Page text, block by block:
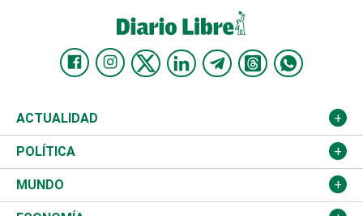
ACTUALIDAD
Nacional
Ciudad
POLÍTICA
Partidos
MUNDO